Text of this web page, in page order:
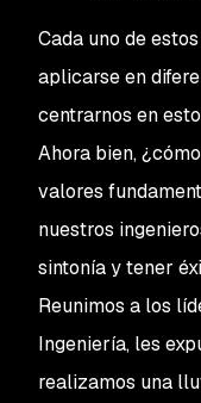
Cada uno de
aplicarse en
centrarnos en
Ahora bien,
valores
nuestros
sintonía y tener
Reunimos a los
Ingeniería, les
realizamos una